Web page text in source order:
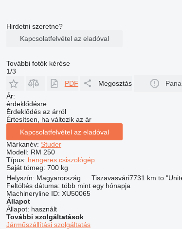
Hirdetni szeretne?
Kapcsolatfelvétel az eladóval
További fotók kérése
1/3
PDF
Megosztás
Ár:
érdeklődésre
Érdeklődés az árról
Értesítsen, ha változik az ár
Kapcsolatfelvétel az eladóval
Márkanév: Studer
Modell: RM 250
Típus: hengeres csiszológép
Saját tömeg: 700 kg
Helyszín: Magyarország Tiszavasvári7731 km to
Feltöltés dátuma: több mint egy hónapja
Machineryline ID: XU50065
Állapot
Állapot: használt
További szolgáltatások
Járműszállítási szolgáltatás